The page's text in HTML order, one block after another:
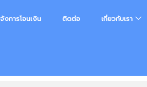
งการโอนเงิน ติดต่อ เกี่ยวกับเรา